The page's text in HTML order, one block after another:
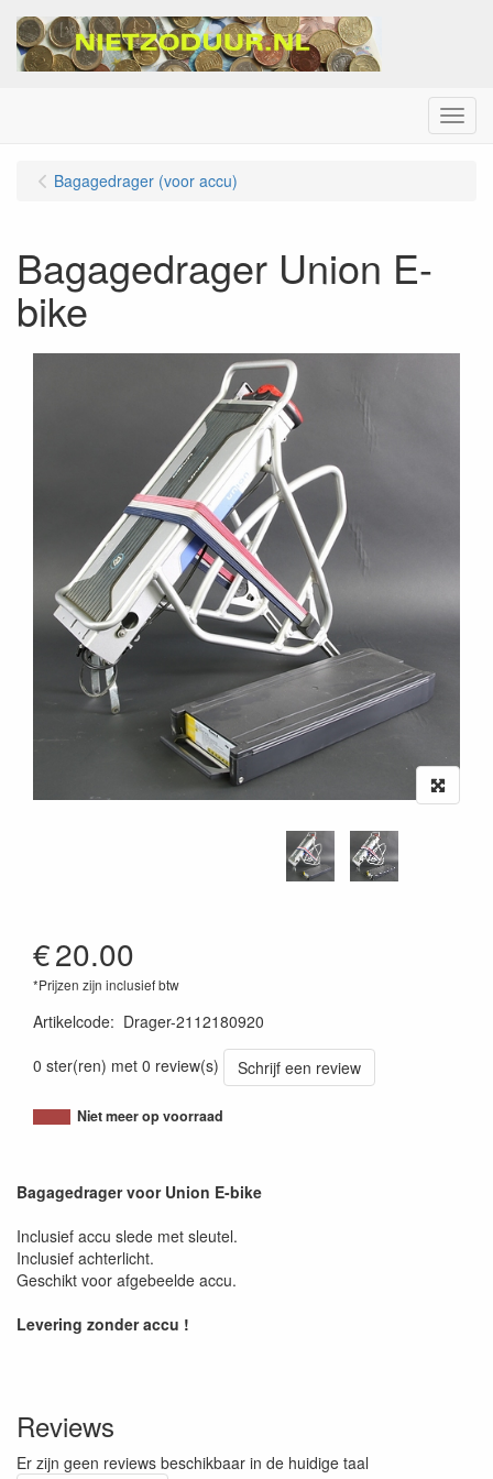
Menu
Bagagedrager (voor accu)
Bagagedrager Union E-
bike
€20.00
*Prijzen zijn inclusief btw
Artikelcode: Drager-2112180920
0 ster(ren) met 0 review(s)
Schrijf een review
Niet meer op voorraad
Bagagedrager voor Union E-bike
Inclusief accu slede met sleutel.
Inclusief achterlicht.
Geschikt voor afgebeelde accu.
Levering zonder accu !
Reviews
Er zijn geen reviews beschikbaar in de huidige taal